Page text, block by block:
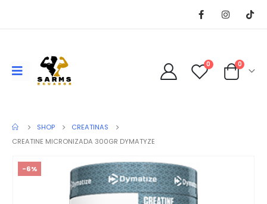
0 0
SHOP
CREATINAS
CREATINE MICRONIZADA 300GR DYMATYZE
-6%